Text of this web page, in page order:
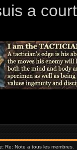
a
Re: Note a tous les membres.